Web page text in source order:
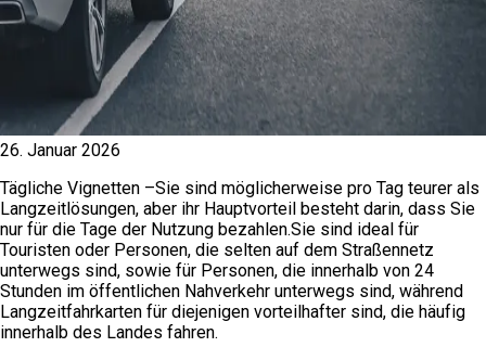
26. Januar 2026
Tägliche Vignetten –Sie sind möglicherweise pro Tag teurer als
Langzeitlösungen, aber ihr Hauptvorteil besteht darin, dass Sie
nur für die Tage der Nutzung bezahlen.Sie sind ideal für
Touristen oder Personen, die selten auf dem Straßennetz
unterwegs sind, sowie für Personen, die innerhalb von 24
Stunden im öffentlichen Nahverkehr unterwegs sind, während
Langzeitfahrkarten für diejenigen vorteilhafter sind, die häufig
innerhalb des Landes fahren.